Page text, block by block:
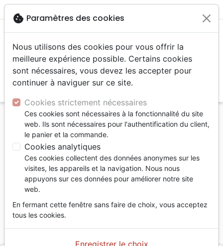
menu
Accueil Bibles
Bibles standard
Bible Segond NEG compacte - couverture souple,
toile duo bleu lagon et bleu ciel
Bible Segond NEG compacte
couverture souple, toile duo bleu lagon
et bleu ciel
Version :Segond NEG 1979
cookie Paramètres des cookies
Nous utilisons des cookies pour vous offrir la
meilleure expérience possible. Certains cookies
sont nécessaires, vous devez les accepter pour
continuer à naviguer sur ce site.
Cookies strictement nécessaires
Ces cookies sont nécessaires à la fonctionnalité du site
web. Ils sont nécessaires pour l'authentification du client,
le panier et la commande.
Cookies analytiques
Ces cookies collectent des données anonymes sur les
visites, les appareils et la navigation. Nous nous
appuyons sur ces données pour améliorer notre site
web.
En fermant cette fenêtre sans faire de choix, vous acceptez
tous les cookies.
Enregistrer le choix